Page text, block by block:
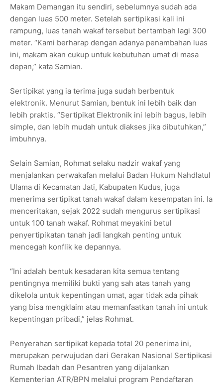
Makam Demangan itu sendiri, sebelumnya sudah ada
dengan luas 500 meter. Setelah sertipikasi kali ini
rampung, luas tanah wakaf tersebut bertambah lagi 300
meter. “Kami berharap dengan adanya penambahan luas
ini, makam akan cukup untuk kebutuhan umat di masa
depan,” kata Samian.
Sertipikat yang ia terima juga sudah berbentuk
elektronik. Menurut Samian, bentuk ini lebih baik dan
lebih praktis. “Sertipikat Elektronik ini lebih bagus, lebih
simple, dan lebih mudah untuk diakses jika dibutuhkan,”
imbuhnya.
Selain Samian, Rohmat selaku nadzir wakaf yang
menjalankan perwakafan melalui Badan Hukum Nahdlatul
Ulama di Kecamatan Jati, Kabupaten Kudus, juga
menerima sertipikat tanah wakaf dalam kesempatan ini. Ia
menceritakan, sejak 2022 sudah mengurus sertipikasi
untuk 100 tanah wakaf. Rohmat meyakini betul
penyertipikatan tanah jadi langkah penting untuk
mencegah konflik ke depannya.
“Ini adalah bentuk kesadaran kita semua tentang
pentingnya memiliki bukti yang sah atas tanah yang
dikelola untuk kepentingan umat, agar tidak ada pihak
yang bisa mengklaim atau memanfaatkan tanah ini untuk
kepentingan pribadi,” jelas Rohmat.
Penyerahan sertipikat kepada total 20 penerima ini,
merupakan perwujudan dari Gerakan Nasional Sertipikasi
Rumah Ibadah dan Pesantren yang dijalankan
Kementerian ATR/BPN melalui program Pendaftaran